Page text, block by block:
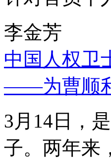
李金芳
中国人权卫
——为曹顺
3月14日，
子。两年来